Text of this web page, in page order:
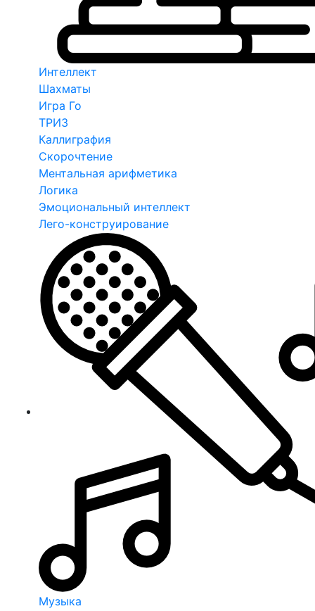
Интеллект
Шахматы
Игра Го
ТРИЗ
Каллиграфия
Скорочтение
Ментальная арифметика
Логика
Эмоциональный интеллект
Лего-конструирование
Музыка